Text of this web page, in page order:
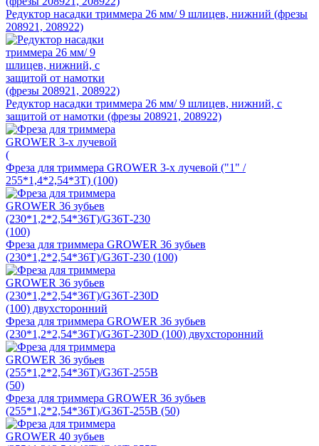
Редуктор насадки триммера 26 мм/ 9 шлицев, нижний (фрезы
208921, 208922)
Редуктор насадки триммера 26 мм/ 9 шлицев, нижний, с
защитой от намотки (фрезы 208921, 208922)
Фреза для триммера GROWER 3-х лучевой ("1" /
255*1,4*2,54*3T) (100)
Фреза для триммера GROWER 36 зубьев
(230*1,2*2,54*36T)/G36Т-230 (100)
Фреза для триммера GROWER 36 зубьев
(230*1,2*2,54*36T)/G36Т-230D (100) двухсторонний
Фреза для триммера GROWER 36 зубьев
(255*1,2*2,54*36T)/G36Т-255В (50)